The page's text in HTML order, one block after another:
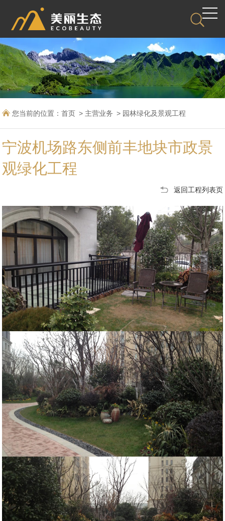
您当前的位置：首页 主营业务 园林绿化及景观工程
宁波机场路东侧前丰地块市政景
观绿化工程
返回工程列表页